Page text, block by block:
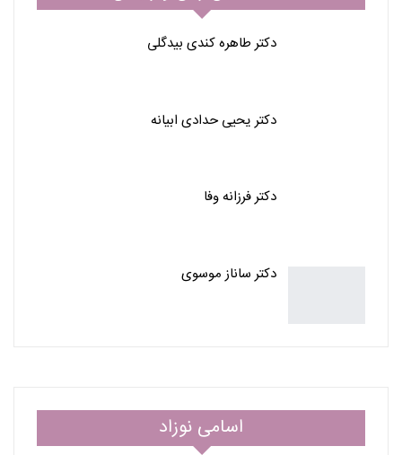
دکتر طاهره کندی بیدگلی
دکتر یحیی حدادی ابیانه
دکتر فرزانه وفا
دکتر ساناز موسوی
اسامی نوزاد